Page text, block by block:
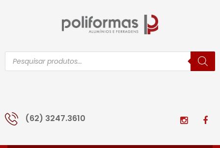
Pesquisar
produtos
(62) 3247.3610